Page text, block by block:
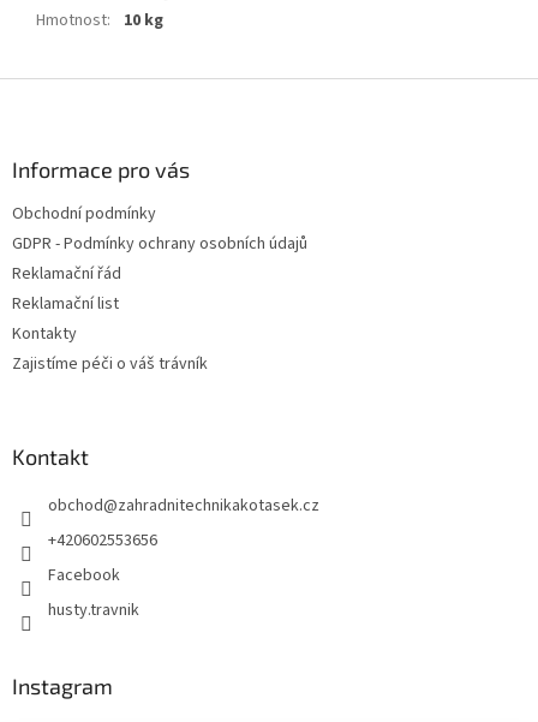
Hmotnost: 10 kg
Informace pro vás
Obchodní podmínky
GDPR - Podmínky ochrany osobních údajů
Reklamační řád
Reklamační list
Kontakty
Zajistíme péči o váš trávník
Kontakt
obchod@zahradnitechnikakotasek.cz
+420602553656
Facebook
husty.travnik
Instagram